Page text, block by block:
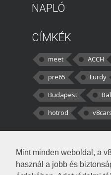
Mint minden weboldal, a
használ a jobb és
NAPLÓ
CÍMKÉK
meet ACCH
pre65
Lurdy
Budapest
hotrod
kortisz:
darabbaal számoltam.